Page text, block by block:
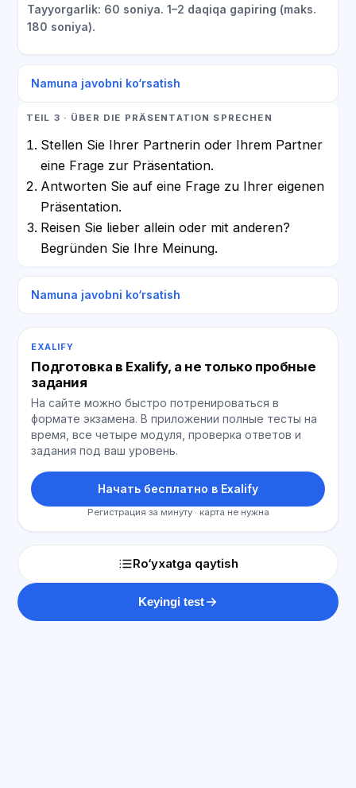
Tayyorgarlik: 60 soniya. 1–2 daqiqa gapiring (maks.
180 soniya).
Namuna javobni ko‘rsatish
TEIL 3 · ÜBER DIE PRÄSENTATION SPRECHEN
Stellen Sie Ihrer Partnerin oder Ihrem Partner
eine Frage zur Präsentation.
Antworten Sie auf eine Frage zu Ihrer eigenen
Präsentation.
Reisen Sie lieber allein oder mit anderen?
Begründen Sie Ihre Meinung.
Namuna javobni ko‘rsatish
EXALIFY
Подготовка в Exalify, а не только пробные
задания
На сайте можно быстро потренироваться в
формате экзамена. В приложении полные тесты на
время, все четыре модуля, проверка ответов и
задания под ваш уровень.
Начать бесплатно в Exalify
Регистрация за минуту · карта не нужна
Ro‘yxatga qaytish
Keyingi test